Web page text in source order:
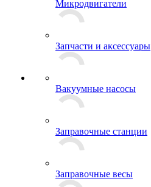
Микродвигатели
Запчасти и аксессуары
Вакуумные насосы
Заправочные станции
Заправочные весы